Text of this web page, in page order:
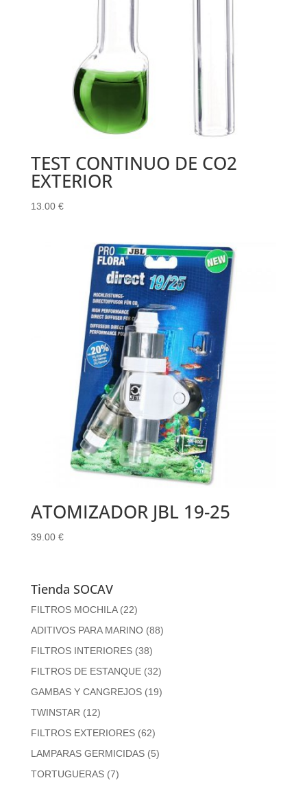
TEST CONTINUO DE CO2
EXTERIOR
13.00 €
ATOMIZADOR JBL 19-25
39.00 €
Tienda SOCAV
FILTROS MOCHILA (22)
ADITIVOS PARA MARINO (88)
FILTROS INTERIORES (38)
FILTROS DE ESTANQUE (32)
GAMBAS Y CANGREJOS (19)
TWINSTAR (12)
FILTROS EXTERIORES (62)
LAMPARAS GERMICIDAS (5)
TORTUGUERAS (7)